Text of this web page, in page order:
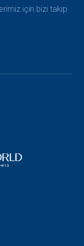
için bizi takip